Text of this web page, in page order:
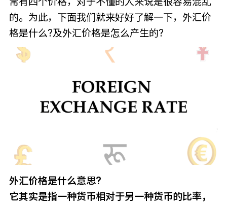
的。为此，下面我们就来好好了解一下，外汇价
格是什么?及外汇价格是怎么产生的?
外汇价格是什么意思?
它其实是指一种货币相对于另一种货币的比率，